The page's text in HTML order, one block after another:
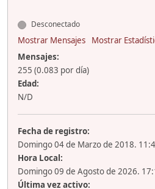
Desconectado
Mostrar Mensajes
Mostrar
Mensajes:
255 (0.083 por día)
Edad:
N/D
Fecha de registro:
Domingo 04 de Marzo de 2018.
Hora Local:
Domingo 09 de Agosto de 2026.
Última vez activo: